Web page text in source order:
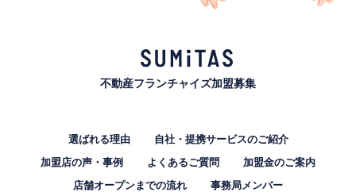
不動産フランチャイズ加盟募集
選ばれる理由
自社・提携サービスのご紹介
加盟店の声・事例
よくあるご質問
加盟金のご案内
店舗オープンまでの流れ
事務局メンバー